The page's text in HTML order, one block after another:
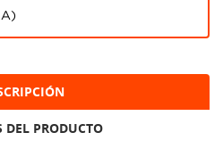
DEL PRODUCTO